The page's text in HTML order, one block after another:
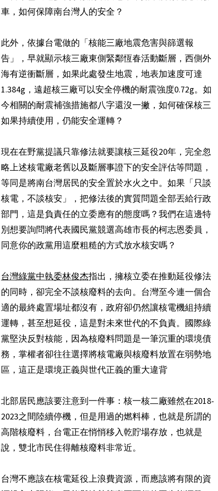
車，如何保障南台灣人的安全？
此外，依據台電做的「核能三廠地震危害與篩選報
告」，早就顯示核三廠東側緊鄰恆春活動斷層，西側外
海有逆衝斷層，如果此處發生地震，地表加速度可達
1.384g，遠超核三廠可以安全停機的耐震強度0.72g。如
今相關的耐震補強措施都八字還沒一撇，如何確保核三
如果持續使用，仍能安全運轉？
現在在野黨提議只靠修法就要讓核三延役20年，完全忽
略上述核電廠老舊以及斷層事證下的安全評估等問題，
等同是將南台灣居民的安全置於水火之中。如果「只談
核電，不談核安」，把修法後的實質問題全部丟給行政
部門，這是負責任的立委應有的態度嗎？我們在這邊特
別想要詢問將代表國民黨競選高雄市長的柯志恩委員，
同意你的政黨用這麼粗糙的方式放水核安嗎？
台灣綠黨中執委林俊杰指出，擁核立委在推動延役修法
的同時，卻完全不談核廢料的去向。台灣至今連一個合
適的最終處置場址都沒有，政府卻仍然讓核電機組持續
運轉，甚至想延役，這是對未來世代的不負責。國際綠
黨堅決反對核能，因為核廢料問題是一筆沉重的環境債
務，掌權者卻往往選擇將核電廠與核廢料放置在弱勢地
區，這正是環境正義與世代正義的重大違背
北部居民應該要注意到一件事：核一核二廠雖然在2018-
2023之間陸續停機，但是用過的燃料棒，也就是所謂的
高階核廢料，台電正在悄悄移入乾貯場存放，也就是
說，雙北市民住得離核廢料非常近。
台灣不應該在核電延役上浪費資源，而應該將有限的資